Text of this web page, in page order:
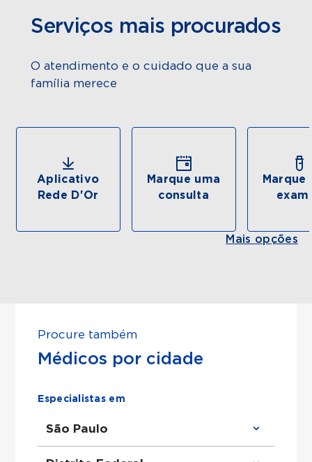
Serviços mais procurados
O atendimento e o cuidado que a sua
família merece
Aplicativo
Rede D'Or
Marque uma
consulta
Marque
Mais opções
Procure também
Médicos por cidade
Especialistas em
São Paulo
Clínico Geral em São Paulo